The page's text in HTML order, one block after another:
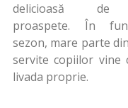
delicioasă de
proaspete. În
sezon, mare parte
servite copiilor vine
livada proprie.